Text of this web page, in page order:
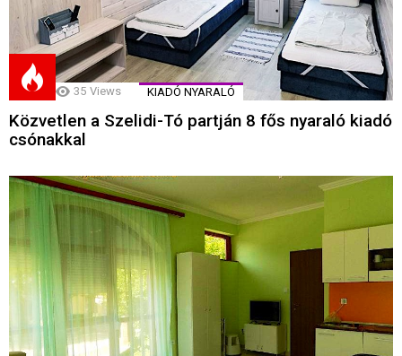
35 Views KIADÓ NYARALÓ
Közvetlen a Szelidi-Tó partján 8 fős nyaraló kiadó
csónakkal